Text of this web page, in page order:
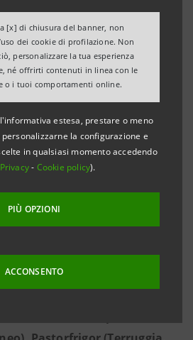
[x] di chiusura del banner, non
dei cookie di profilazione. Non
personalizzare la tua esperienza
né offrirti contenuti in linea con le
o i tuoi comportamenti online.
estesa, prestare o meno
la configurazione e
in qualsiasi momento accedendo
Privacy- Cookie policy).
PIÙ OPZIONI
ACCONSENTO
SANPAOLO DEDICATO
IMPRENDITORIALI ITALIANE
TEMA DISTINTIVO
DEL PIEMONTE SUD E DELLA
LIGURIA
protagoniste della tappa
(Pinerolo, Torino), Dragone
delle Lanze, Asti), Dino Bikes
Cuneo), Multitel
Cuneo), Phase Motion
Ramaplast (Castelnuovo